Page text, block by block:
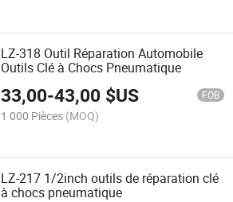
LZ-318 Outil Réparation Automobile
Outils Clé à Chocs Pneumatique
33,00-43,00 $US FOB
1 000 Pièces (MOQ)
LZ-217 1/2inch outils de réparation clé
à chocs pneumatique